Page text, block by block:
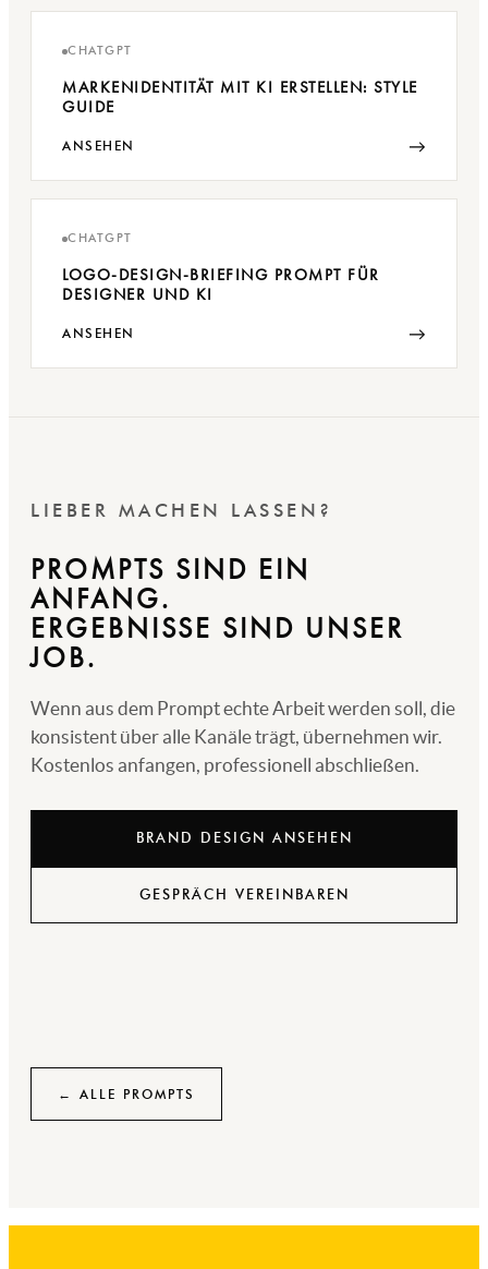
CHATGPT
MARKENIDENTITÄT MIT KI ERSTELLEN: STYLE
GUIDE
ANSEHEN →
CHATGPT
LOGO-DESIGN-BRIEFING PROMPT FÜR
DESIGNER UND KI
ANSEHEN →
LIEBER MACHEN LASSEN?
PROMPTS SIND EIN
ANFANG.
ERGEBNISSE SIND UNSER
JOB.
Wenn aus dem Prompt echte Arbeit werden soll, die
konsistent über alle Kanäle trägt, übernehmen wir.
Kostenlos anfangen, professionell abschließen.
BRAND DESIGN ANSEHEN
GESPRÄCH VEREINBAREN
← ALLE PROMPTS